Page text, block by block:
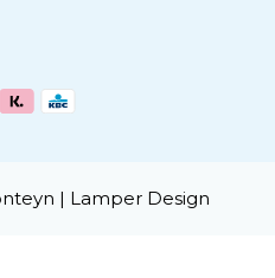
| Lamper Design